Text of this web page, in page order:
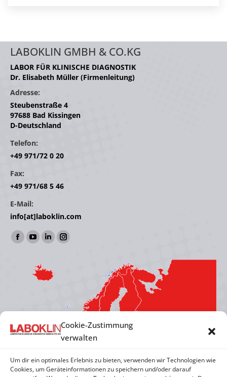
Cookie-Zustimmung
verwalten
Um dir ein optimales Erlebnis zu bieten, verwenden wir Technologien wie
Cookies, um Geräteinformationen zu speichern und/oder darauf
LABOKLIN GMBH & CO.KG
LABOR FÜR KLINISCHE DIAGNOSTIK
Dr. Elisabeth Müller (Firmenleitung)
Adresse:
Steubenstraße 4
97688 Bad Kissingen
D-Deutschland
Telefon:
+49 971/72 0 20
Fax:
+49 971/68 5 46
E-Mail:
info[at]laboklin.com
Find us on:
Facebook
opens
YouTube
opens
in
Linkedin
opens
in
window
Instagram
window